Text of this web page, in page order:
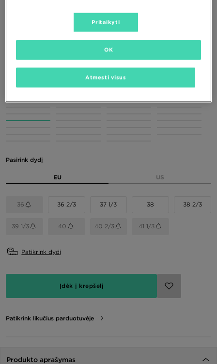
ADIDAS HANDBALL SPEZIAL W
72,00 € -19%
(Žemiausia kaina per pastarąsias 30 dienų iki nuolaidos)
Pasirink dydį
EU US
36 36 2/3 37 1/3 38 38 2/3
39 1/3 40 40 2/3 41 1/3
Patikrink dydį
Įdėk į krepšelį
Patikrink likučius parduotuvėje
Produkto aprašymas
Pritaikyti
Atmesti visus
OK